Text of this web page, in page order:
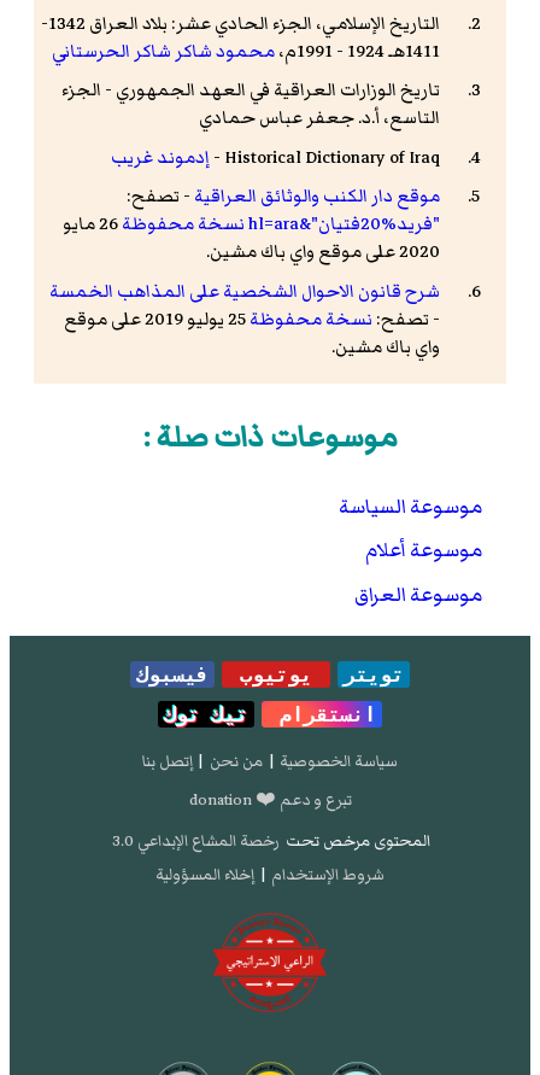
التاريخ الإسلامي، الجزء الحادي عشر: بلاد العراق 1342-
1411هـ 1924 - 1991م،
محمود شاكر شاكر الحرستاني
تاريخ الوزارات العراقية في العهد الجمهوري - الجزء
التاسع، أ.د. جعفر عباس حمادي
Historical Dictionary of Iraq - إدموند غريب
موقع دار الكنب والوثائق العراقية - تصفح:
"فريد%20فتيان"&hl=ara نسخة محفوظة
26 مايو
2020 على موقع واي باك مشين.
شرح قانون الاحوال الشخصية على المذاهب الخمسة
- تصفح: نسخة محفوظة
25 يوليو 2019 على موقع
واي باك مشين.
موسوعات ذات صلة :
موسوعة السياسة
موسوعة أعلام
موسوعة العراق
تويتر يوتيوب
فيسبوك
انستقرام
تيك توك
سياسة الخصوصية | من نحن | إتصل بنا
تبرع و دعم ❤️ donation
المحتوى مرخص تحت رخصة المشاع الإبداعي 3.0
شروط الإستخدام | إخلاء المسؤولية